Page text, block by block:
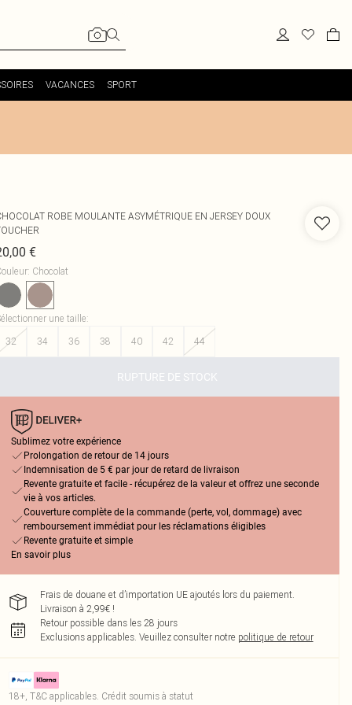
VACANCES SPORT
ROBE MOULANTE ASYMÉTRIQUE EN JERSEY DOUX
€
: Chocolat
une taille:
32
34 36 38 40 42 44
RUPTURE DE STOCK
Sublimez votre expérience
Prolongation de retour de 14 jours
Indemnisation de 5 € par jour de retard de livraison
Revente gratuite et facile - récupérez de la valeur et offrez une seconde
vie à vos articles.
Couverture complète de la commande (perte, vol, dommage) avec
remboursement immédiat pour les réclamations éligibles
Revente gratuite et simple
En savoir plus
Frais de douane et d’importation UE ajoutés lors du paiement.
Livraison à 2,99€ !
Retour possible dans les 28 jours
Exclusions applicables. Veuillez consulter notre politique de retour
18+, T&C applicables. Crédit soumis à statut